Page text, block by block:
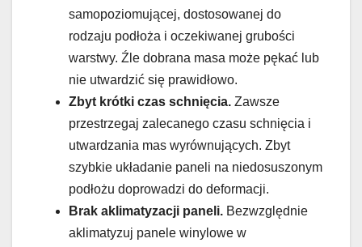
samopoziomującej, dostosowanej do
rodzaju podłoża i oczekiwanej grubości
warstwy. Źle dobrana masa może pękać lub
nie utwardzić się prawidłowo.
Zbyt krótki czas schnięcia. Zawsze
przestrzegaj zalecanego czasu schnięcia i
utwardzania mas wyrównujących. Zbyt
szybkie układanie paneli na niedosuszonym
podłożu doprowadzi do deformacji.
Brak aklimatyzacji paneli. Bezwzględnie
aklimatyzuj panele winylowe w